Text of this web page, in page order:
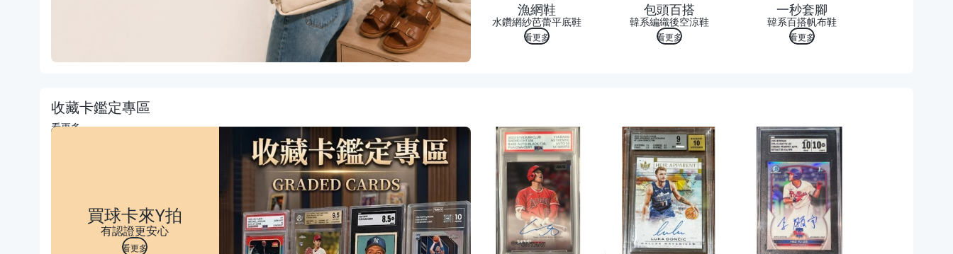
漁網鞋
水鑽網紗芭蕾平底鞋
看更多
包頭百搭
韓系編織後空涼鞋
看更多
一秒套腳
韓系百搭帆布鞋
看更多
收藏卡鑑定專區
看更多
買球卡來Y拍
有認證更安心
看更多